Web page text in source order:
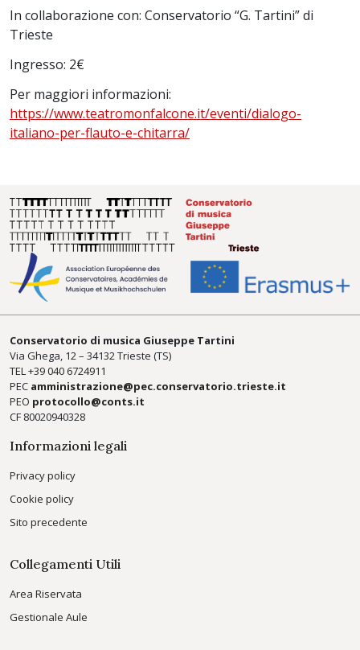
In collaborazione con: Conservatorio “G. Tartini” di
Trieste
Ingresso: 2€
Per maggiori informazioni:
https://www.teatromonfalcone.it/eventi/dialogo-
italiano-per-flauto-e-chitarra/
Conservatorio di musica Giuseppe Tartini
Via Ghega, 12 – 34132 Trieste (TS)
TEL +39040 6724911
PEC amministrazione@pec.conservatorio.trieste.it
PEO protocollo@conts.it
CF 80020940328
Informazioni legali
Privacy policy
Cookie policy
Sito precedente
Collegamenti Utili
Area Riservata
Gestionale Aule